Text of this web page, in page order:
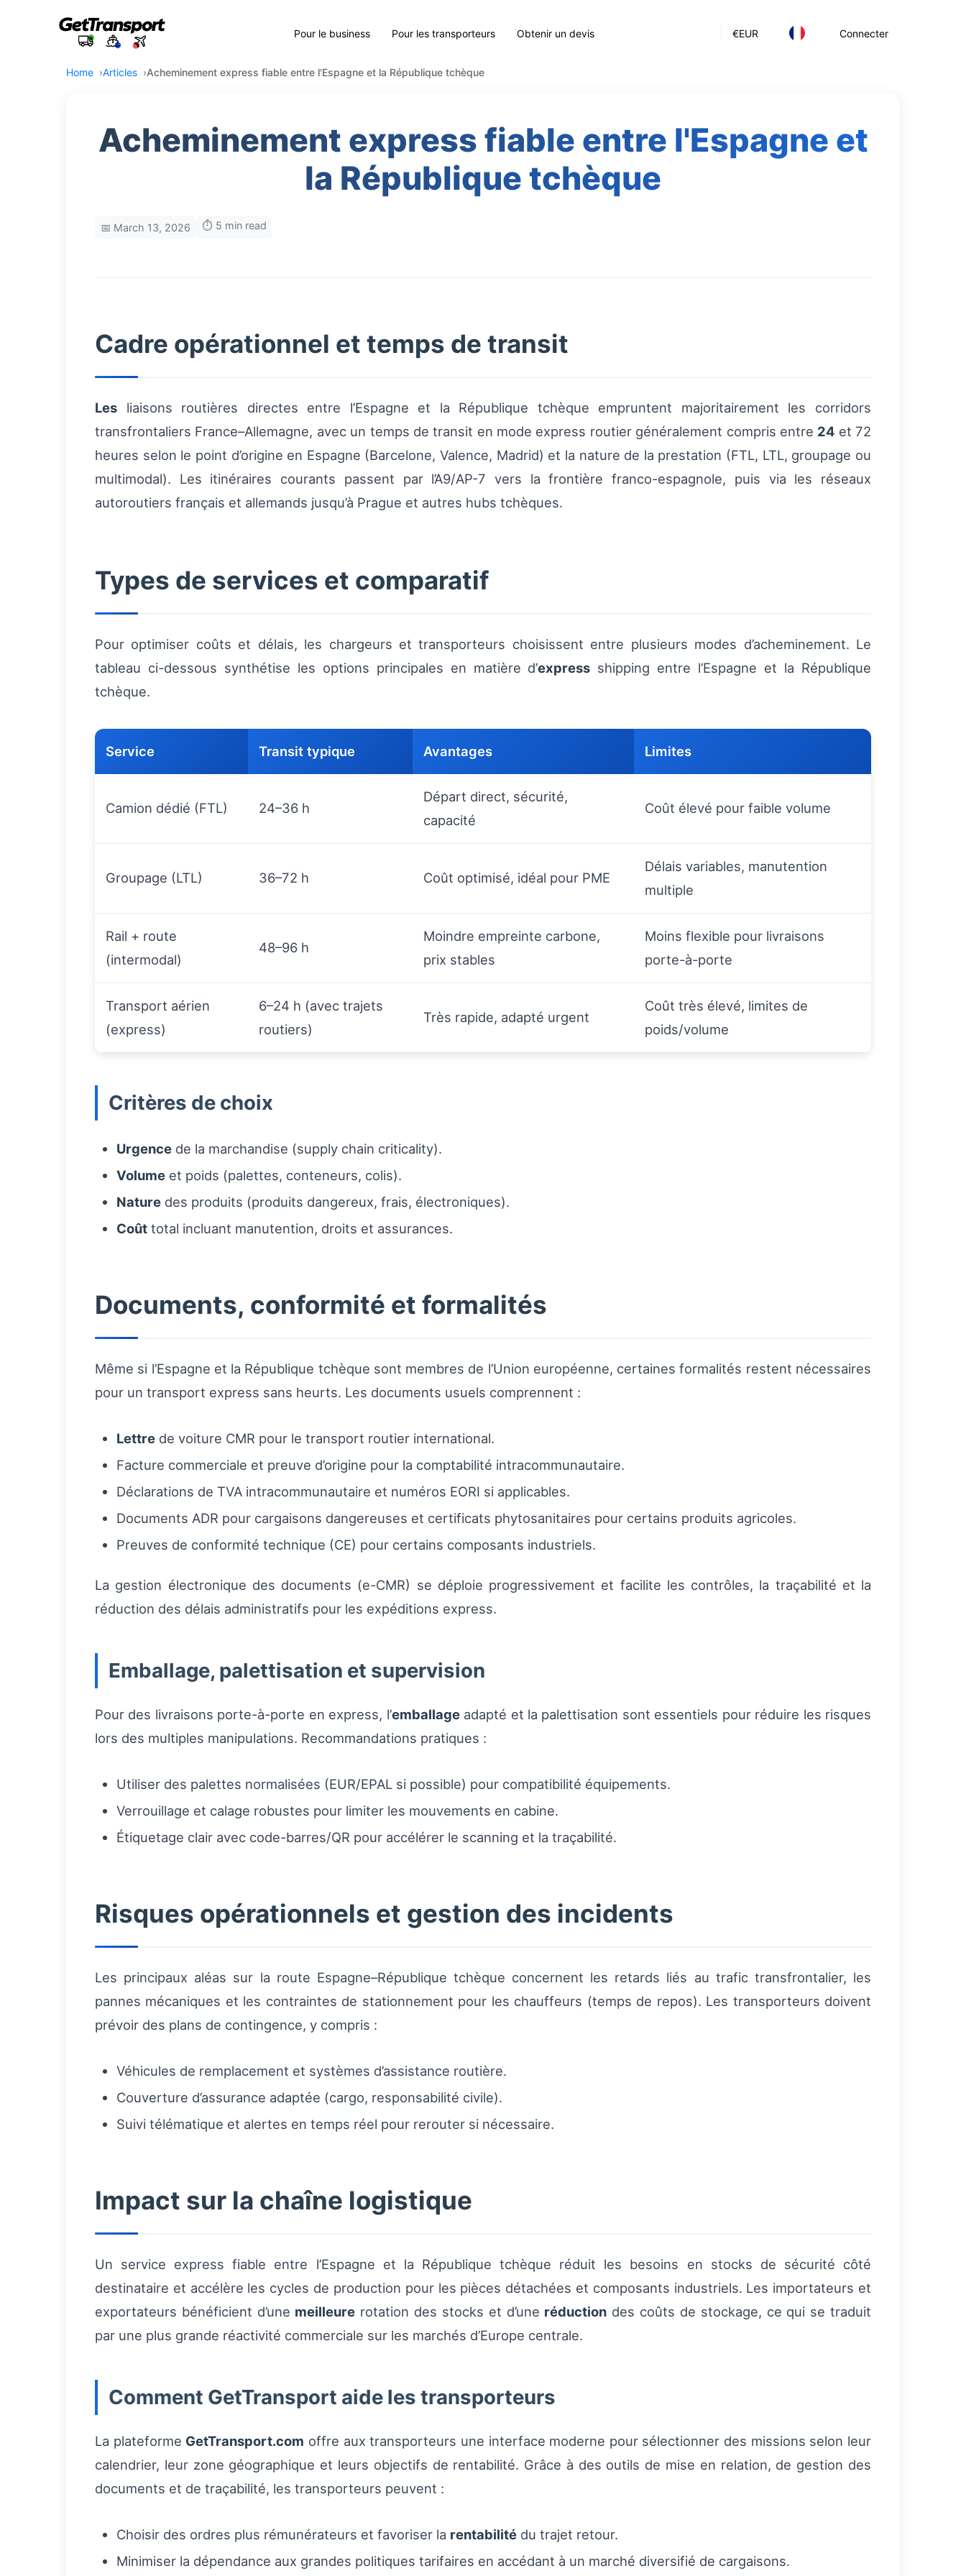
€EUR Connecter
Pour le business Pour les transporteurs Obtenir un devis
Home Articles Acheminement express fiable entre l'Espagne et la République tchèque
Acheminement express fiable entre l'Espagne et
la République tchèque
📅 March 13, 2026 ⏱️ 5 min read
Cadre opérationnel et temps de transit
Les liaisons routières directes entre l’Espagne et la République tchèque empruntent majoritairement les corridors
transfrontaliers France–Allemagne, avec un temps de transit en mode express routier généralement compris entre 24 et 72
heures selon le point d’origine en Espagne (Barcelone, Valence, Madrid) et la nature de la prestation (FTL, LTL, groupage ou
multimodal). Les itinéraires courants passent par l’A9/AP-7 vers la frontière franco-espagnole, puis via les réseaux
autoroutiers français et allemands jusqu’à Prague et autres hubs tchèques.
Types de services et comparatif
Pour optimiser coûts et délais, les chargeurs et transporteurs choisissent entre plusieurs modes d’acheminement. Le
tableau ci-dessous synthétise les options principales en matière d’express shipping entre l’Espagne et la République
tchèque.
Service Transit typique Avantages Limites
Camion dédié (FTL) 24–36 h
Départ direct, sécurité,
capacité
Coût élevé pour faible volume
Groupage (LTL) 36–72 h Coût optimisé, idéal pour PME
Délais variables, manutention
multiple
Rail + route
(intermodal)
48–96 h
Moindre empreinte carbone,
prix stables
Moins flexible pour livraisons
porte-à-porte
Transport aérien
(express)
6–24 h (avec trajets
routiers)
Très rapide, adapté urgent
Coût très élevé, limites de
poids/volume
Critères de choix
Urgence de la marchandise (supply chain criticality).
Volume et poids (palettes, conteneurs, colis).
Nature des produits (produits dangereux, frais, électroniques).
Coût total incluant manutention, droits et assurances.
Documents, conformité et formalités
Même si l’Espagne et la République tchèque sont membres de l’Union européenne, certaines formalités restent nécessaires
pour un transport express sans heurts. Les documents usuels comprennent :
Lettre de voiture CMR pour le transport routier international.
Facture commerciale et preuve d’origine pour la comptabilité intracommunautaire.
Déclarations de TVA intracommunautaire et numéros EORI si applicables.
Documents ADR pour cargaisons dangereuses et certificats phytosanitaires pour certains produits agricoles.
Preuves de conformité technique (CE) pour certains composants industriels.
La gestion électronique des documents (e-CMR) se déploie progressivement et facilite les contrôles, la traçabilité et la
réduction des délais administratifs pour les expéditions express.
Emballage, palettisation et supervision
Pour des livraisons porte-à-porte en express, l’emballageadapté et la palettisation sont essentiels pour réduire les risques
lors des multiples manipulations. Recommandations pratiques :
Utiliser des palettes normalisées (EUR/EPAL si possible) pour compatibilité équipements.
Verrouillage et calage robustes pour limiter les mouvements en cabine.
Étiquetage clair avec code-barres/QR pour accélérer le scanning et la traçabilité.
Risques opérationnels et gestion des incidents
Les principaux aléas sur la route Espagne–République tchèque concernent les retards liés au trafic transfrontalier, les
pannes mécaniques et les contraintes de stationnement pour les chauffeurs (temps de repos). Les transporteurs doivent
prévoir des plans de contingence, y compris :
Véhicules de remplacement et systèmes d’assistance routière.
Couverture d’assurance adaptée (cargo, responsabilité civile).
Suivi télématique et alertes en temps réel pour rerouter si nécessaire.
Impact sur la chaîne logistique
Un service express fiable entre l’Espagne et la République tchèque réduit les besoins en stocks de sécurité côté
destinataire et accélère les cycles de production pour les pièces détachées et composants industriels. Les importateurs et
exportateurs bénéficient d’une meilleure rotation des stocks et d’une réduction des coûts de stockage, ce qui se traduit
par une plus grande réactivité commerciale sur les marchés d’Europe centrale.
Comment GetTransport aide les transporteurs
La plateforme GetTransport.com offre aux transporteurs une interface moderne pour sélectionner des missions selon leur
calendrier, leur zone géographique et leurs objectifs de rentabilité. Grâce à des outils de mise en relation, de gestion des
documents et de traçabilité, les transporteurs peuvent :
Choisir des ordres plus rémunérateurs et favoriser la rentabilité du trajet retour.
Minimiser la dépendance aux grandes politiques tarifaires en accédant à un marché diversifié de cargaisons.